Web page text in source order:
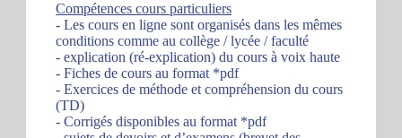
Compétences cours particuliers
- Les cours en ligne sont organisés dans les mêmes
conditions comme au collège / lycée / faculté
- explication (ré-explication) du cours à voix haute
- Fiches de cours au format *pdf
- Exercices de méthode et compréhension du cours
(TD)
- Corrigés disponibles au format *pdf